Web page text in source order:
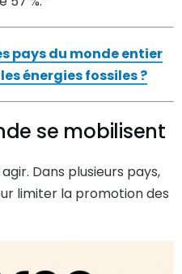
pays du monde entier
énergies fossiles ?
se mobilisent
Dans plusieurs pays,
limiter la promotion des